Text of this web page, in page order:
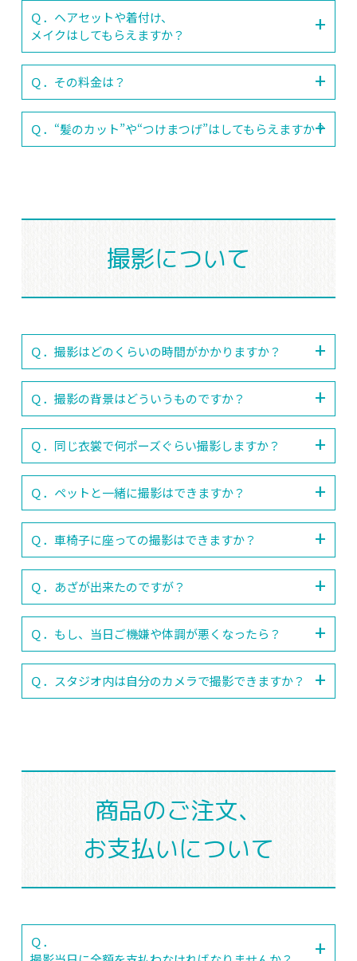
Ｑ．ヘアセットや着付け、
メイクはしてもらえますか？
Ｑ．その料金は？
Ｑ．“髪のカット”や“つけまつげ”はしてもらえますか？
撮影について
Ｑ．撮影はどのくらいの時間がかかりますか？
Ｑ．撮影の背景はどういうものですか？
Ｑ．同じ衣裳で何ポーズぐらい撮影しますか？
Ｑ．ペットと一緒に撮影はできますか？
Ｑ．車椅子に座っての撮影はできますか？
Ｑ．あざが出来たのですが？
Ｑ．もし、当日ご機嫌や体調が悪くなったら？
Ｑ．スタジオ内は自分のカメラで撮影できますか？
商品のご注文、
お支払いについて
Ｑ．